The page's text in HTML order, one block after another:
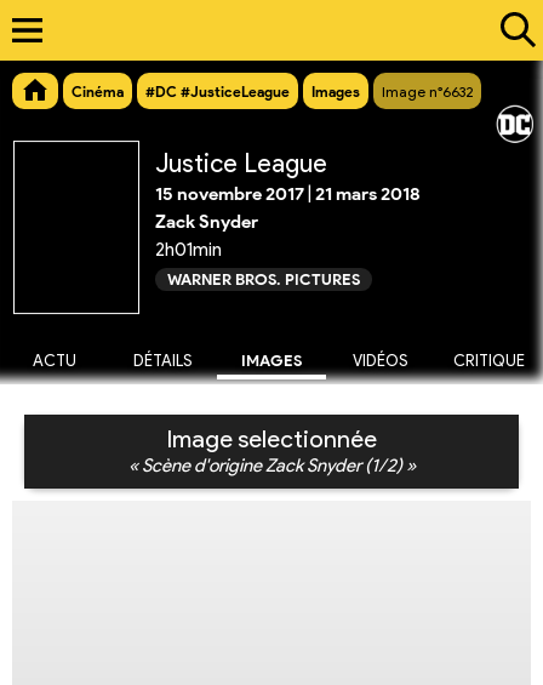
Cinéma #DC #JusticeLeague Images Image n°6632
Justice League
15 novembre 2017 21 mars 2018
Zack Snyder
2h01min
WARNER BROS. PICTURES
ACTU DÉTAILS IMAGES VIDÉOS CRITIQUE
Image selectionnée
« Scène d'origine Zack Snyder (1/2) »